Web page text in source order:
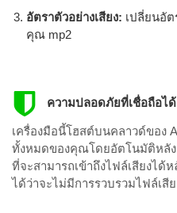
อัตราตัวอย่างเสียง: เปลี่ยนอั
คุณ mp2
ความปลอดภัยที่เชื่อถือได้
เครื่องมือนี้โฮสต์บนคลาวด์ของ
ทั้งหมดของคุณโดยอัตโนมัติหลั
ที่จะสามารถเข้าถึงไฟล์เสียงไ
ได้ว่าจะไม่มีการรวบรวมไฟล์เ